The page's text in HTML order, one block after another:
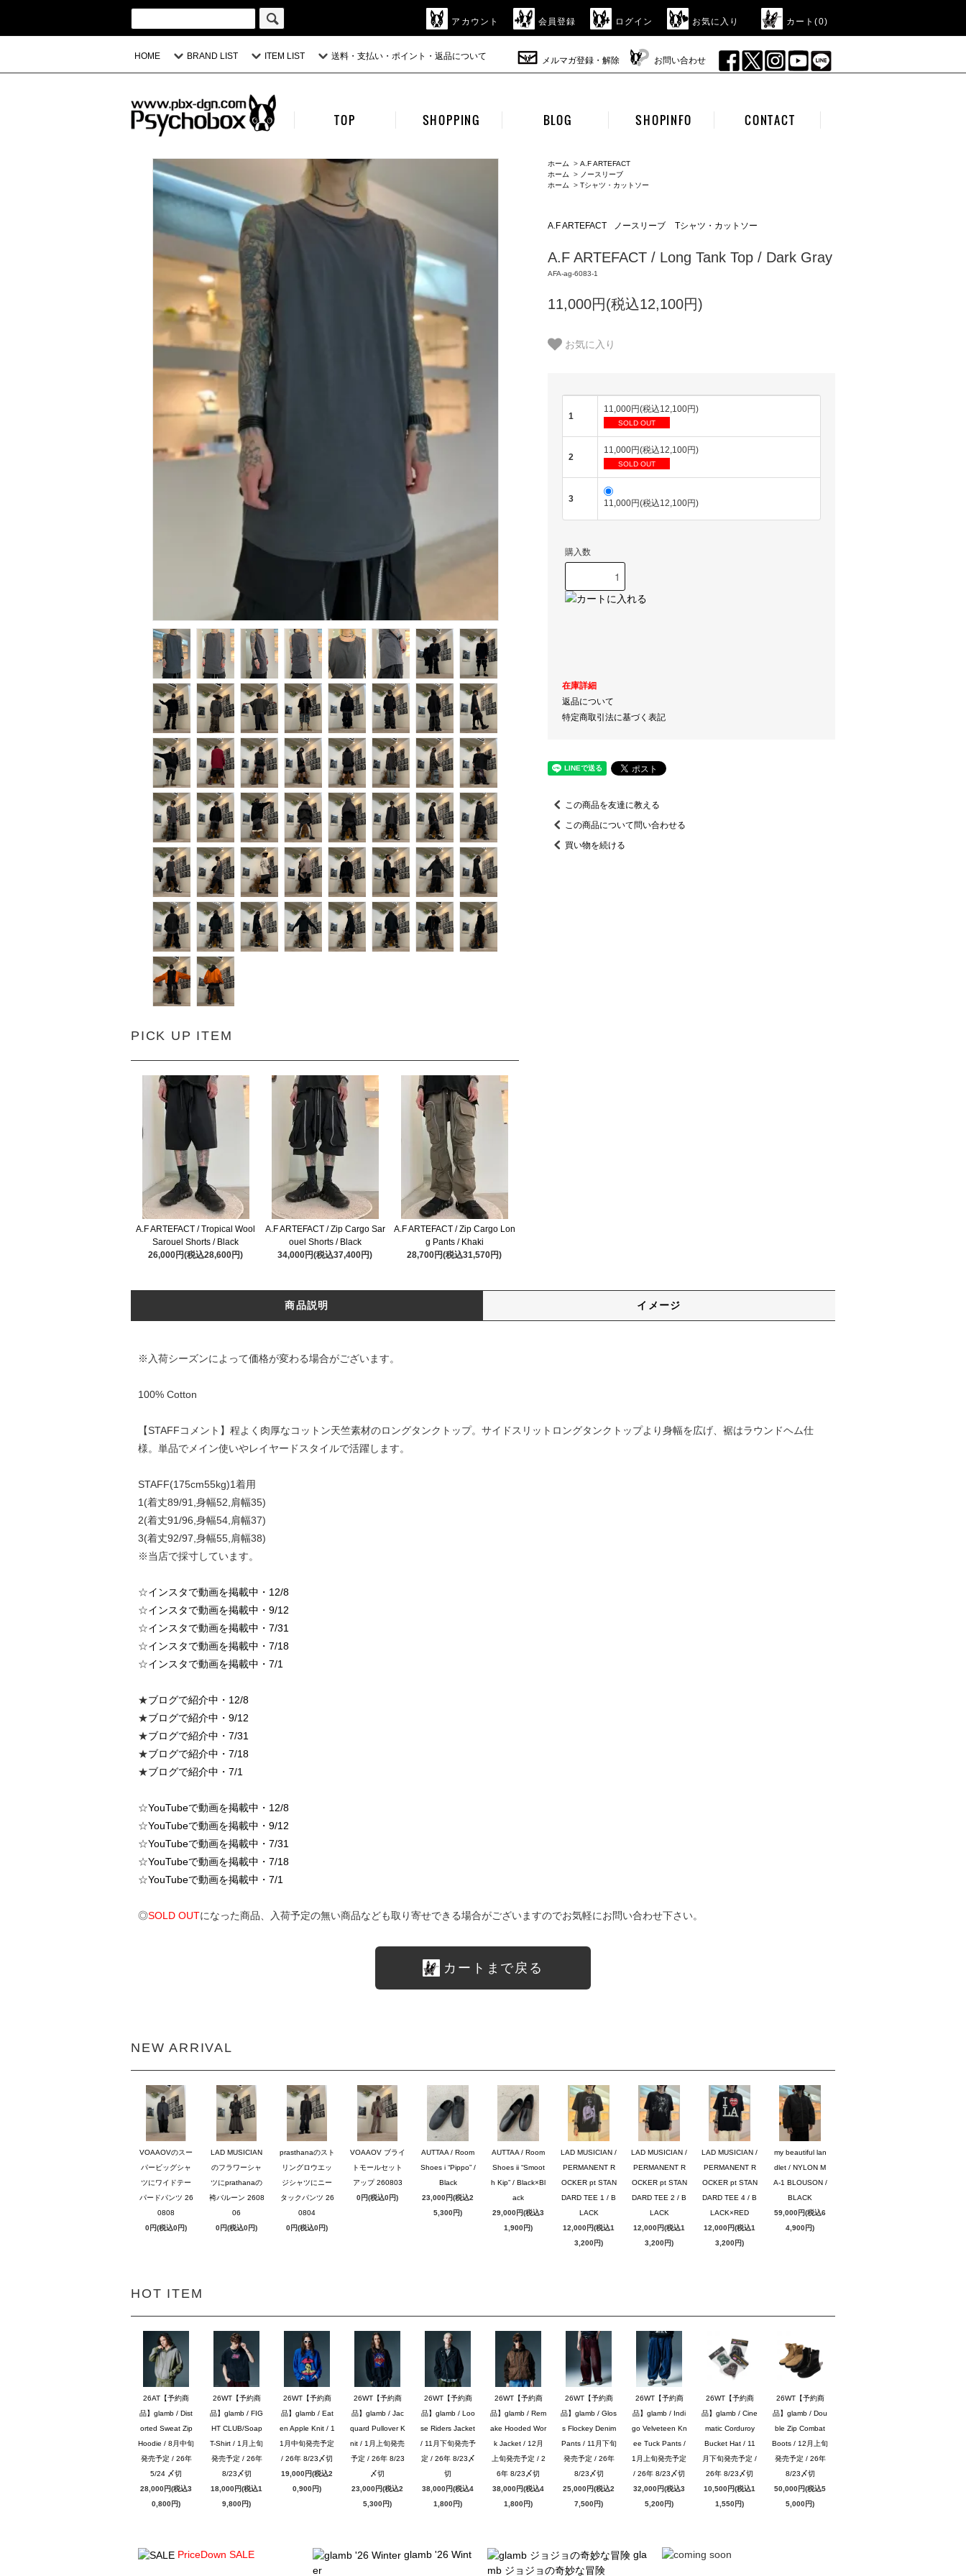
アカウント 会員登録 ログイン お気に入り カート(0)
HOME BRAND LIST ITEM LIST 送料・支払い・ポイント・返品について メルマガ登録・解除 お問い合わせ
TOP SHOPPING BLOG SHOPINFO CONTACT
PICK UP ITEM
A.F ARTEFACT / Tropical Wool
Sarouel Shorts / Black
26,000円(税込28,600円)
A.F ARTEFACT / Zip Cargo Sar
ouel Shorts / Black
34,000円(税込37,400円)
A.F ARTEFACT / Zip Cargo Lon
g Pants / Khaki
28,700円(税込31,570円)
ホーム > A.F ARTEFACT
ホーム
> ノースリーブ
ホーム
> Tシャツ・カットソー
A.F ARTEFACT ノースリーブ Tシャツ・カットソー
A.F ARTEFACT / Long Tank Top / Dark Gray
AFA-ag-6083-1
11,000円(税込12,100円)
お気に入り
1
11,000円(税込12,100円)
SOLD OUT
2
11,000円(税込12,100円)
SOLD OUT
3 11,000円(税込12,100円)
購入数
在庫詳細
返品について
特定商取引法に基づく表記
この商品を友達に教える
この商品について問い合わせる
買い物を続ける
商品説明 イメージ
※入荷シーズンによって価格が変わる場合がございます。
100% Cotton
【STAFFコメント】程よく肉厚なコットン天竺素材のロングタンクトップ。サイドスリットロングタンクトップより身幅を広げ、裾はラウンドヘム仕
様。単品でメイン使いやレイヤードスタイルで活躍します。
STAFF(175cm55kg)1着用
1(着丈89/91,身幅52,肩幅35)
2(着丈91/96,身幅54,肩幅37)
3(着丈92/97,身幅55,肩幅38)
※当店で採寸しています。
☆インスタで動画を掲載中・12/8
☆インスタで動画を掲載中・9/12
☆インスタで動画を掲載中・7/31
☆インスタで動画を掲載中・7/18
☆インスタで動画を掲載中・7/1
★ブログで紹介中・12/8
★ブログで紹介中・9/12
★ブログで紹介中・7/31
★ブログで紹介中・7/18
★ブログで紹介中・7/1
☆YouTubeで動画を掲載中・12/8
☆YouTubeで動画を掲載中・9/12
☆YouTubeで動画を掲載中・7/31
☆YouTubeで動画を掲載中・7/18
☆YouTubeで動画を掲載中・7/1
◎SOLD OUTになった商品、入荷予定の無い商品なども取り寄せできる場合がございますのでお気軽にお問い合わせ下さい。
カートまで戻る
NEW ARRIVAL
VOAAOVのスー
パービッグシャ
ツにワイドテー
パードパンツ 26
0808
0円(税込0円)
LAD MUSICIAN
のフラワーシャ
ツにprathanaの
袴バルーン 2608
06
0円(税込0円)
prasthanaのスト
リングロウエッ
ジシャツにニー
タックパンツ 26
0804
0円(税込0円)
VOAAOV ブライ
トモールセット
アップ 260803
0円(税込0円)
AUTTAA / Room
Shoes i “Pippo” /
Black
23,000円(税込2
5,300円)
AUTTAA / Room
Shoes ii “Smoot
h Kip” / Black×Bl
ack
29,000円(税込3
1,900円)
LAD MUSICIAN /
PERMANENT R
OCKER pt STAN
DARD TEE 1 / B
LACK
12,000円(税込1
3,200円)
LAD MUSICIAN /
PERMANENT R
OCKER pt STAN
DARD TEE 2 / B
LACK
12,000円(税込1
3,200円)
LAD MUSICIAN /
PERMANENT R
OCKER pt STAN
DARD TEE 4 / B
LACK×RED
12,000円(税込1
3,200円)
my beautiful lan
dlet / NYLON M
A-1 BLOUSON /
BLACK
59,000円(税込6
4,900円)
HOT ITEM
26AT【予約商
品】glamb / Dist
orted Sweat Zip
Hoodie / 8月中旬
発売予定 / 26年
5/24 〆切
28,000円(税込3
0,800円)
26WT【予約商
品】glamb / FIG
HT CLUB/Soap
T-Shirt / 1月上旬
発売予定 / 26年
8/23〆切
18,000円(税込1
9,800円)
26WT【予約商
品】glamb / Eat
en Apple Knit / 1
1月中旬発売予定
/ 26年 8/23〆切
19,000円(税込2
0,900円)
26WT【予約商
品】glamb / Jac
quard Pullover K
nit / 1月上旬発売
予定 / 26年 8/23
〆切
23,000円(税込2
5,300円)
26WT【予約商
品】glamb / Loo
se Riders Jacket
/ 11月下旬発売予
定 / 26年 8/23〆
切
38,000円(税込4
1,800円)
26WT【予約商
品】glamb / Rem
ake Hooded Wor
k Jacket / 12月
上旬発売予定 / 2
6年 8/23〆切
38,000円(税込4
1,800円)
26WT【予約商
品】glamb / Glos
s Flockey Denim
Pants / 11月下旬
発売予定 / 26年
8/23〆切
25,000円(税込2
7,500円)
26WT【予約商
品】glamb / Indi
go Velveteen Kn
ee Tuck Pants /
1月上旬発売予定
/ 26年 8/23〆切
32,000円(税込3
5,200円)
26WT【予約商
品】glamb / Cine
matic Corduroy
Bucket Hat / 11
月下旬発売予定 /
26年 8/23〆切
10,500円(税込1
1,550円)
26WT【予約商
品】glamb / Dou
ble Zip Combat
Boots / 12月上旬
発売予定 / 26年
8/23〆切
50,000円(税込5
5,000円)
PriceDown SALE
glamb '26 Wint
er
gla
mb ジョジョの奇妙な冒険